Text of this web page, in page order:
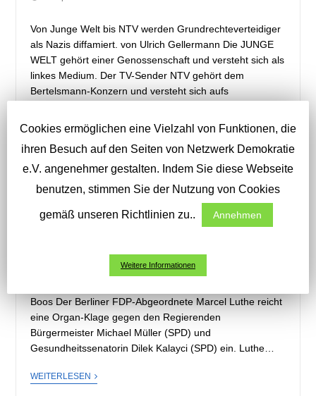
Von Junge Welt bis NTV werden Grundrechteverteidiger
als Nazis diffamiert. von Ulrich Gellermann Die JUNGE
WELT gehört einer Genossenschaft und versteht sich als
linkes Medium. Der TV-Sender NTV gehört dem
Bertelsmann-Konzern und versteht sich aufs
WEITERLESEN
„Rechtswidriger Eingriff“
17. April 2020
Der Berliner FDP-Abgeordnete Marcel Luthe zieht gegen
Boos Der Berliner FDP-Abgeordnete Marcel Luthe reicht
eine Organ-Klage gegen den Regierenden
Bürgermeister Michael Müller (SPD) und
Gesundheitssenatorin Dilek Kalayci (SPD) ein. Luthe…
WEITERLESEN
Cookies ermöglichen eine Vielzahl von Funktionen, die
ihren Besuch auf den Seiten von Netzwerk Demokratie
e.V. angenehmer gestalten. Indem Sie diese Webseite
benutzen, stimmen Sie der Nutzung von Cookies
gemäß unseren Richtlinien zu.. Annehmen
Weitere Informationen